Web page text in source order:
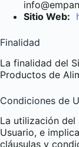
Sitio Web:
Finalidad
La finalidad del
Productos de
Condiciones de
La utilización
Usuario, e
cláusulas y